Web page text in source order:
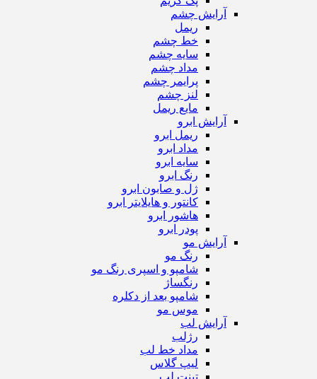
آرایش چشم
ریمل
خط چشم
سایه چشم
مداد چشم
پرایمر چشم
لنز چشم
مایع ریمل
آرایش ابرو
ریمل ابرو
مداد ابرو
سایه ابرو
رنگ ابرو
ژل و صابون ابرو
کانتور و هایلایتر ابرو
هاشور ابرو
پودر ابرو
آرایش مو
رنگ مو
شامپو و اسپری رنگ مو
رنگساژ
شامپو بعد از دکلره
موس مو
آرایش لب
رژ‌لب
مداد خط لب
لیپ گلاس